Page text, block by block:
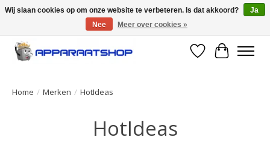
Large selection of products and fast shipping!
Verlanglijst
Home / Merken / HotIdeas
HotIdeas
Wij slaan cookies op om onze website te verbeteren. Is dat akkoord?
Ja
Nee
Meer over cookies »